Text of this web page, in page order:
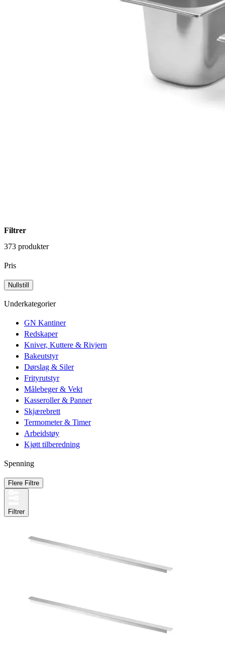
Filtrer
373 produkter
Pris
Underkategorier
GN Kantiner
Redskaper
Kniver, Kuttere & Rivjern
Bakeutstyr
Dørslag & Siler
Frityrutstyr
Målebeger & Vekt
Kasseroller & Panner
Skjærebrett
Termometer & Timer
Arbeidstøy
Kjøtt tilberedning
Spenning
Flere Filtre
Filtrer